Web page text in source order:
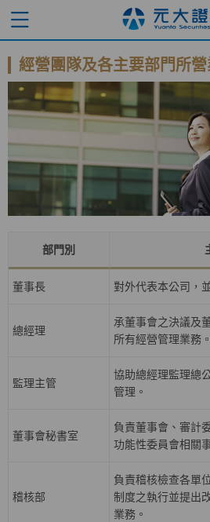
經營團隊及各主要部門所
部門別
董事長 對外代表本公司，
總經理
承董事會之決議及
所有經營管理業務。
監理主管
協助總經理監理總
管理。
董事會秘書室
負責董事會、審計
功能性委員會相關
稽核部
負責稽核檢查各單
制度之執行並提出
業務。